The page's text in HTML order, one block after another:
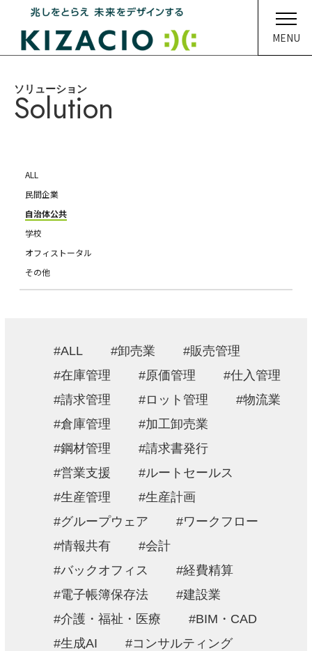
MENU
お問い合わせ
プライバシーポリシー
情報セキュリティ方針
ソリューション
Solution
ALL
民間企業
自治体公共
学校
オフィストータル
その他
ALL 卸売業
販売管理
在庫管理
原価管理
仕入管理
請求管理
ロット管理
物流業
倉庫管理
加工卸売業
鋼材管理
請求書発行
営業支援
ルートセールス
生産管理
生産計画
グループウェア
ワークフロー
情報共有
会計
バックオフィス
経費精算
電子帳簿保存法
建設業
介護・福祉・医療
BIM・CAD
生成AI
コンサルティング